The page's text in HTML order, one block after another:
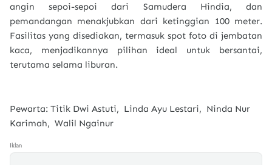
angin sepoi-sepoi dari Samudera Hindia, dan
pemandangan menakjubkan dari ketinggian 100 meter.
Fasilitas yang disediakan, termasuk spot foto di jembatan
kaca, menjadikannya pilihan ideal untuk bersantai,
terutama selama liburan.
Pewarta: Titik Dwi Astuti, Linda Ayu Lestari, Ninda Nur
Karimah, Walil Ngainur
Iklan